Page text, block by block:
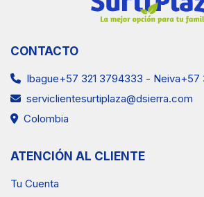
CONTACTO
Ibague+57 321 3794333 - Neiva+57
serviclientesurtiplaza@dsierra.com
Colombia
ATENCIÓN AL CLIENTE
Tu Cuenta